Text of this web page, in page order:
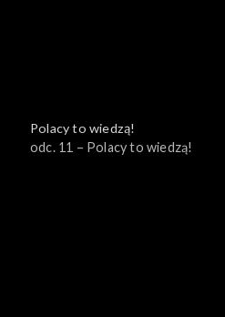
Polacy to wiedzą!
odc. 11 – Polacy to wiedzą!